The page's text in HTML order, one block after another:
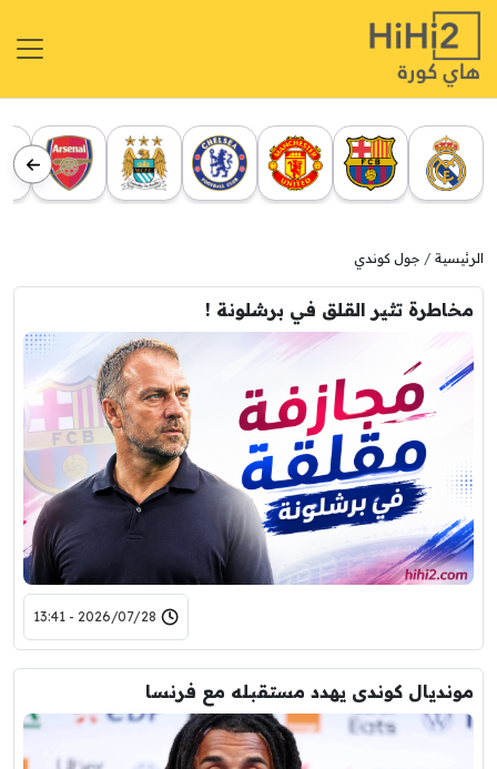
الرئيسية جول كوندي
مخاطرة تثير القلق في برشلونة !
2026/07/28 - 13:41
مونديال كوندى يهدد مستقبله مع فرنسا